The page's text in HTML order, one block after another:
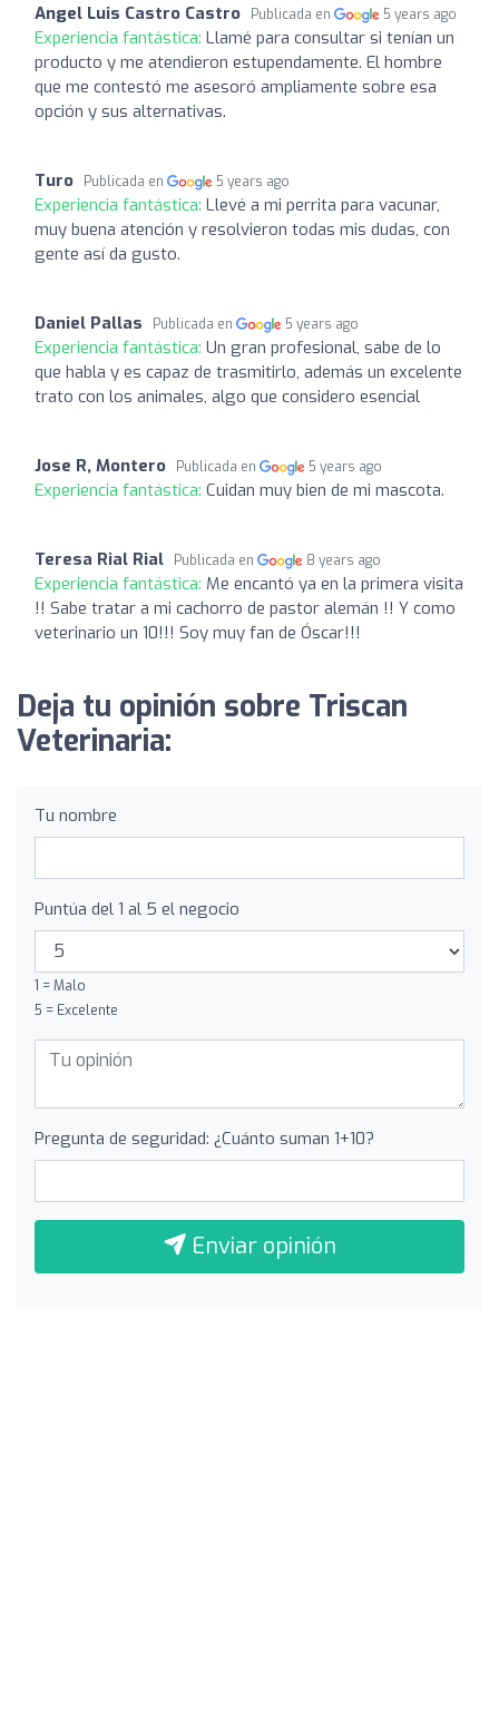
Angel Luis Castro Castro Publicada en 5 years ago
Experiencia fantástica: Llamé para consultar si tenían un
producto y me atendieron estupendamente. El hombre
que me contestó me asesoró ampliamente sobre esa
opción y sus alternativas.
Turo Publicada en 5 years ago
Experiencia fantástica: Llevé a mi perrita para vacunar,
muy buena atención y resolvieron todas mis dudas, con
gente así da gusto.
Daniel Pallas Publicada en 5 years ago
Experiencia fantástica: Un gran profesional, sabe de lo
que habla y es capaz de trasmitirlo, además un excelente
trato con los animales, algo que considero esencial
Jose R, Montero Publicada en 5 years ago
Experiencia fantástica: Cuidan muy bien de mi mascota.
Teresa Rial Rial Publicada en 8 years ago
Experiencia fantástica: Me encantó ya en la primera visita
!! Sabe tratar a mi cachorro de pastor alemán !! Y como
veterinario un 10!!! Soy muy fan de Óscar!!!
Deja tu opinión sobre Triscan
Veterinaria:
Tu nombre
Puntúa del 1 al 5 el negocio
1 = Malo
5 = Excelente
Pregunta de seguridad: ¿Cuánto suman 1+10?
Enviar opinión